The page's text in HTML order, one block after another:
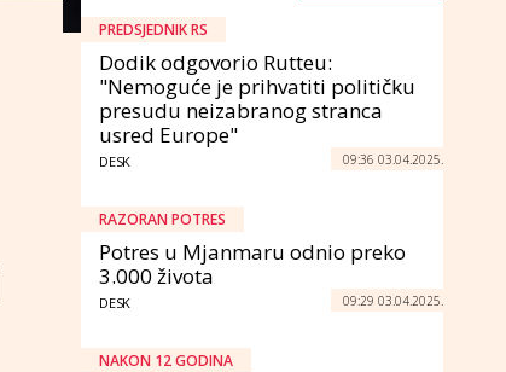
PREDSJEDNIK RS
Dodik odgovorio Rutteu:
"Nemoguće je prihvatiti političku
presudu neizabranog stranca
usred Europe"
DESK 09:36 03.04.2025.
RAZORAN POTRES
Potres u Mjanmaru odnio preko
3.000 života
DESK 09:29 03.04.2025.
NAKON 12 GODINA